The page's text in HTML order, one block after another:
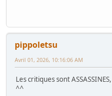
pippoletsu
Avril 01, 2026, 10:16:06 AM
Les critiques sont
^^